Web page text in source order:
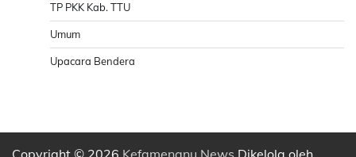
TP PKK Kab. TTU
Umum
Upacara Bendera